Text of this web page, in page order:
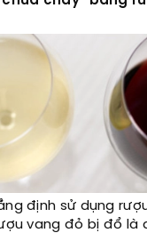
định sử dụng
vang đỏ bị đổ là